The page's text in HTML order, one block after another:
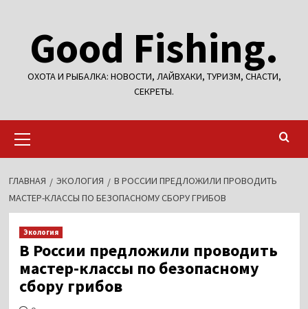
содержимому
Good Fishing.
ОХОТА И РЫБАЛКА: НОВОСТИ, ЛАЙВХАКИ, ТУРИЗМ, СНАСТИ,
СЕКРЕТЫ.
меню
ГЛАВНАЯ ЭКОЛОГИЯ
В РОССИИ ПРЕДЛОЖИЛИ ПРОВОДИТЬ
МАСТЕР-КЛАССЫ ПО БЕЗОПАСНОМУ СБОРУ ГРИБОВ
Экология
В России предложили проводить
мастер-классы по безопасному
сбору грибов